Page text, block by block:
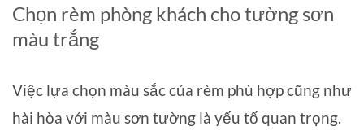
Chọn rèm phòng khách cho tường sơn
màu trắng
Việc lựa chọn màu sắc của rèm phù hợp cũng như
hài hòa với màu sơn tường là yếu tố quan trọng.